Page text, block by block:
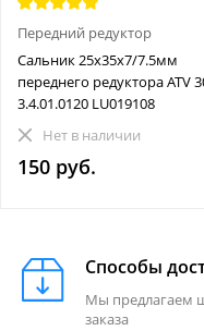
Передний редуктор
Сальник 25х35х7/7.5мм
переднего редуктора ATV
3.4.01.0120 LU019108
Нет в наличии
150 руб.
Способы
Мы предлагаем
заказа